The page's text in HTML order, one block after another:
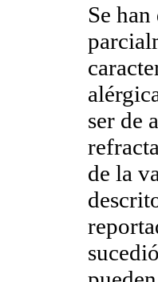
Se
ser de
de la